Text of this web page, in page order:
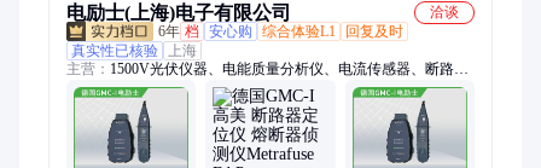
电励士(上海)电子有限公司
洽谈
6年 档 安心购 综合体验L1
回复及时
真实性已核验
上海
主营： 1500V光伏仪器、电能质量分析仪、电流传感器、断路器
侦测仪、在线电能质量监测装置、光伏绝缘测试仪、万用表、照
度计、亮度计、微欧计、安规测试仪、绝缘电阻测试仪、电气安
规测试仪、电量变送器、角位变送器、光伏测试仪、EL测试仪、
IV曲线测试仪、分光辐射照度计、医疗安规测试仪、可编程直流